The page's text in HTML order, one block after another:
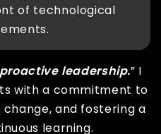
of technological
leadership.” I
with a commitment to
and fostering a
learning.